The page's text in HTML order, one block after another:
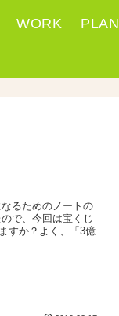
WORK PLAN
るためのノートの
で、今回は宝くじ
すか？よく、「3億